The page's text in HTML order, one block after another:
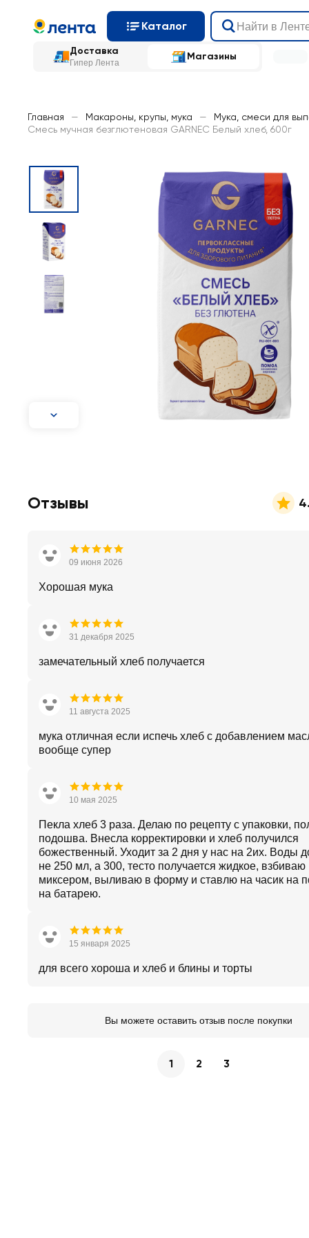
Каталог
Доставка
Гипер Лента
Магазины
Главная — Макароны, крупы, мука — Мука, смеси для
Смесь мучная безглютеновая GARNEC Белый хлеб, 600г
Отзывы
09 июня 2026
Хорошая мука
31 декабря 2025
замечательный хлеб получается
11 августа 2025
мука отличная если испечь хлеб с добавлением
вообще супер
10 мая 2025
Пекла хлеб 3 раза. Делаю по рецепту с упаковки,
подошва. Внесла корректировки и хлеб получился
божественный. Уходит за 2 дня у нас на 2их. Воды
не 250 мл, а 300, тесто получается жидкое, взбиваю
миксером, выливаю в форму и ставлю на часик на
на батарею.
15 января 2025
для всего хороша и хлеб и блины и торты
Вы можете оставить отзыв после покупки
1 2 3